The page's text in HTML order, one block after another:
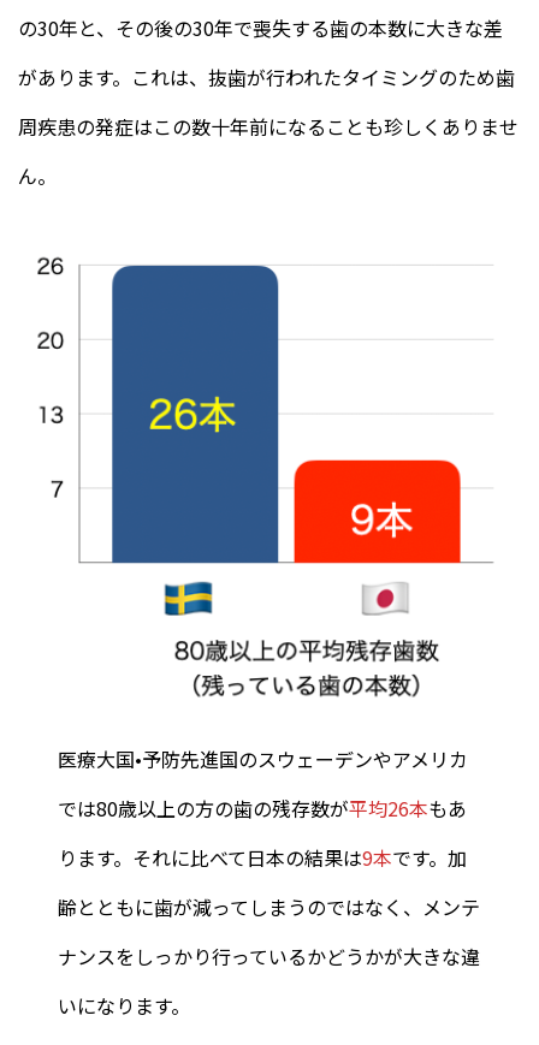
の30年と、その後の30年で喪失する歯の本数に大きな差
があります。これは、抜歯が行われたタイミングのため歯
周疾患の発症はこの数十年前になることも珍しくありませ
ん。
医療大国•予防先進国のスウェーデンやアメリカ
では80歳以上の方の歯の残存数が平均26本もあ
ります。それに比べて日本の結果は9本です。加
齢とともに歯が減ってしまうのではなく、メンテ
ナンスをしっかり行っているかどうかが大きな違
いになります。